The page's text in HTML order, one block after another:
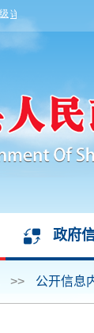
政府
>> 公开信息